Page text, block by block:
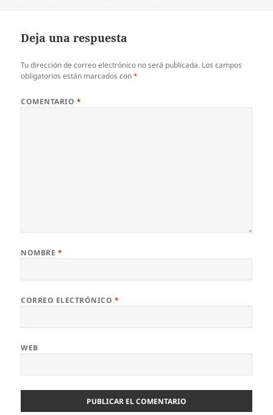
Deja una respuesta
Tu dirección de correo electrónico no será publicada. Los campos
obligatorios están marcados con*
COMENTARIO *
NOMBRE *
CORREO ELECTRÓNICO *
WEB